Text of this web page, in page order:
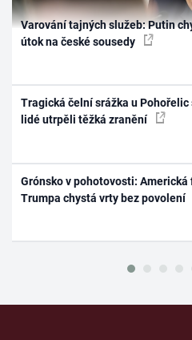
Varování tajných služeb: Putin
útok na české sousedy
Tragická čelní srážka u
lidé utrpěli těžká zranění
Grónsko v pohotovosti:
Trumpa chystá vrty bez povolení